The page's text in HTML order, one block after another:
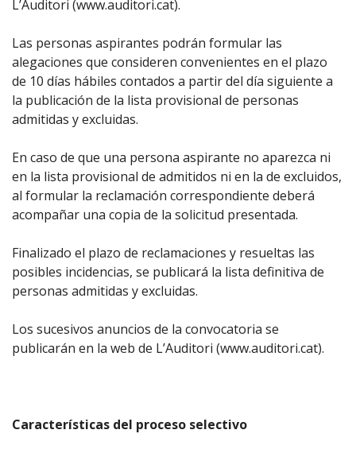
L’Auditori (www.auditori.cat).
Las personas aspirantes podrán formular las
alegaciones que consideren convenientes en el plazo
de 10 días hábiles contados a partir del día siguiente a
la publicación de la lista provisional de personas
admitidas y excluidas.
En caso de que una persona aspirante no aparezca ni
en la lista provisional de admitidos ni en la de excluidos,
al formular la reclamación correspondiente deberá
acompañar una copia de la solicitud presentada.
Finalizado el plazo de reclamaciones y resueltas las
posibles incidencias, se publicará la lista definitiva de
personas admitidas y excluidas.
Los sucesivos anuncios de la convocatoria se
publicarán en la web de L’Auditori (www.auditori.cat).
Características del proceso selectivo